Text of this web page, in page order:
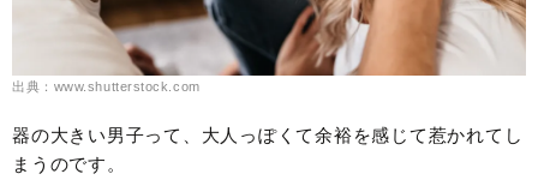
出典：www.shutterstock.com
器の大きい男子って、大人っぽくて余裕を感じて惹かれてし
まうのです。